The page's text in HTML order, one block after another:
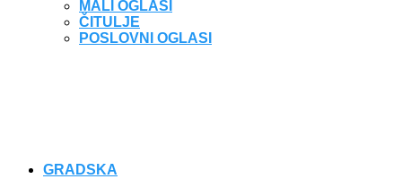
MALI OGLASI
ČITULJE
POSLOVNI OGLASI
GRADSKA